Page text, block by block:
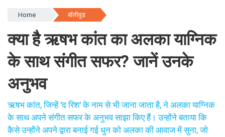
Home बॉलीवुड
क्या है ऋषभ कांत का अलका याग्निक
के साथ संगीत सफर? जानें उनके
अनुभव
ऋषभ कांत, जिन्हें 'द रिश' के नाम से भी जाना जाता है, ने अलका याग्निक
के साथ अपने संगीत सफर के अनुभव साझा किए हैं। उन्होंने बताया कि
कैसे उन्होंने अपने द्वारा बनाई गई धुन को अलका की आवाज में सुना, जो